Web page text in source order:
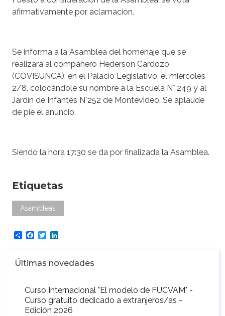
afirmativamente por aclamación.
Se informa a la Asamblea del homenaje que se
realizará al compañero Hederson Cardozo
(COVISUNCA), en el Palacio Legislativo, el miércoles
2/8, colocándole su nombre a la Escuela N° 249 y al
Jardín de Infantes N°252 de Montevideo. Se aplaude
de pie el anuncio.
Siendo la hora 17:30 se da por finalizada la Asamblea.
Etiquetas
Asambleas
ShareFacebook
Twitter
Últimas novedades
Curso Internacional "El modelo de FUCVAM" -
Curso gratuito dedicado a extranjeros/as -
Edición 2026